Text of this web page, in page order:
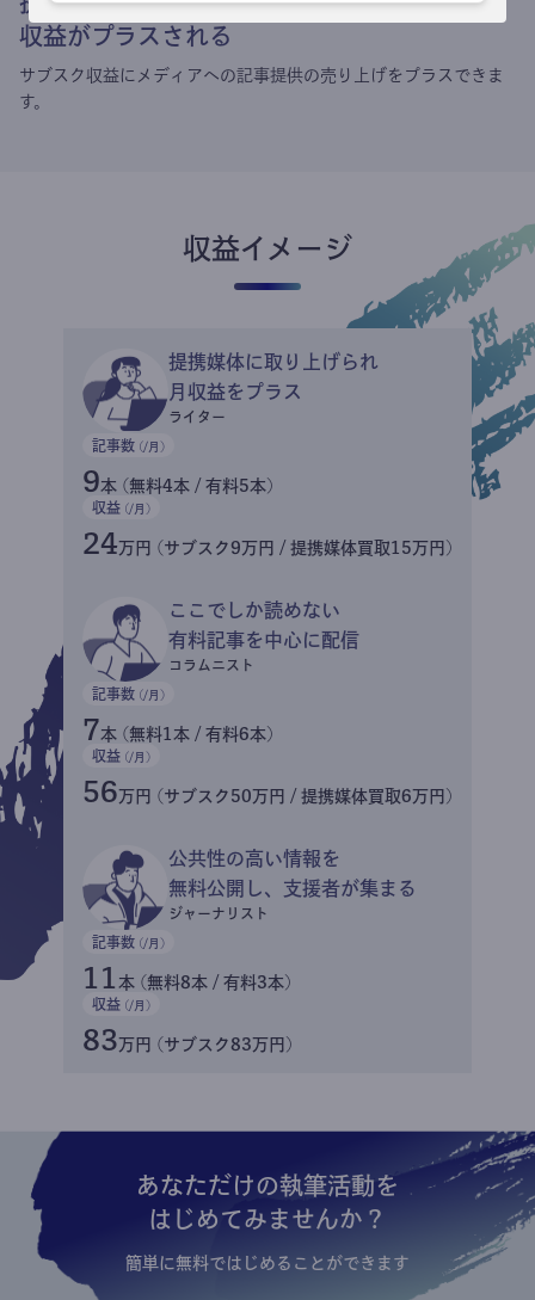
収益がプラスされる
サブスク収益にメディアへの記事提供の売り上げをプラスできま
す。
収益イメージ
提携媒体に取り上げられ
月収益をプラス
ライター
記事数 (/月)
9本 (無料4本 / 有料5本)
収益 (/月)
24万円 (サブスク9万円 / 提携媒体買取15万円)
ここでしか読めない
有料記事を中心に配信
コラムニスト
記事数 (/月)
7本 (無料1本 / 有料6本)
収益 (/月)
56万円 (サブスク50万円 / 提携媒体買取6万円)
公共性の高い情報を
無料公開し、支援者が集まる
ジャーナリスト
記事数 (/月)
11 本 (無料8本 / 有料3本)
収益 (/月)
83万円 (サブスク83万円)
あなただけの執筆活動を
はじめてみませんか？
簡単に無料ではじめることができます